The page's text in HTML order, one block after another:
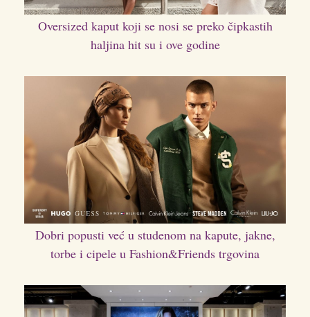
Oversized kaput koji se nosi se preko čipkastih
haljina hit su i ove godine
Dobri popusti već u studenom na kapute, jakne,
torbe i cipele u Fashion&Friends trgovina